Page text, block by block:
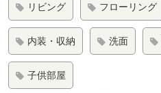
リビング フローリング
内装・収納 洗面
子供部屋